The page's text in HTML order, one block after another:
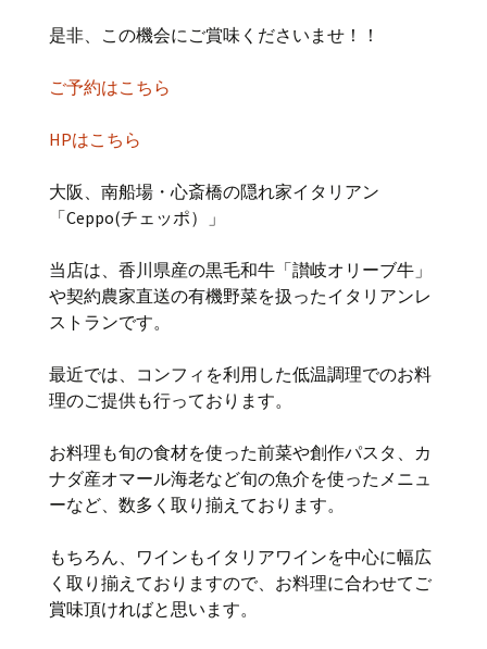
是非、この機会にご賞味くださいませ！！
ご予約はこちら
HPはこちら
大阪、南船場・心斎橋の隠れ家イタリアン
「Ceppo(チェッポ）」
当店は、香川県産の黒毛和牛「讃岐オリーブ牛」
や契約農家直送の有機野菜を扱ったイタリアンレ
ストランです。
最近では、コンフィを利用した低温調理でのお料
理のご提供も行っております。
お料理も旬の食材を使った前菜や創作パスタ、カ
ナダ産オマール海老など旬の魚介を使ったメニュ
ーなど、数多く取り揃えております。
もちろん、ワインもイタリアワインを中心に幅広
く取り揃えておりますので、お料理に合わせてご
賞味頂ければと思います。